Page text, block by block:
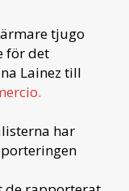
tjugo
för det
Lainez till
har